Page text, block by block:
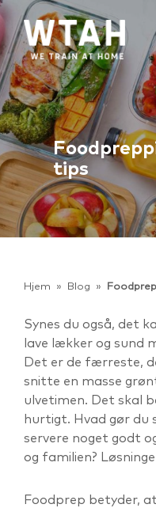
tips
Hjem » Blog »
Synes du også, det
lave lækker og sund
Det er de færreste,
snitte en masse
ulvetimen. Det skal
hurtigt. Hvad gør du
servere noget godt
og familien?
Foodprep betyder,